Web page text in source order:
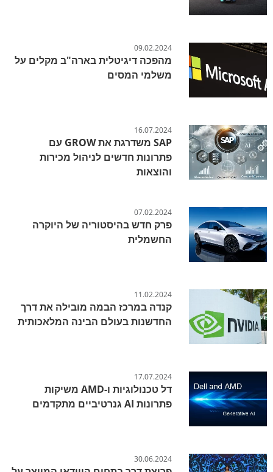
09.02.2024
מהפכה דיגיטלית בארה"ב מקלים על
משלמי המסים
16.07.2024
SAP משדרגת את GROW עם
פתרונות חדשים לניהול מכירות
והוצאות
07.02.2024
פרק חדש בהיסטוריה של היוקרה
החשמלית
11.02.2024
קנדה במרכז הבמה מובילה את דרך
החדשנות בעולם הבינה המלאכותית
17.07.2024
דל טכנולוגיות ו-AMD משיקות
פתרונות AI גנרטיביים מתקדמים
30.06.2024